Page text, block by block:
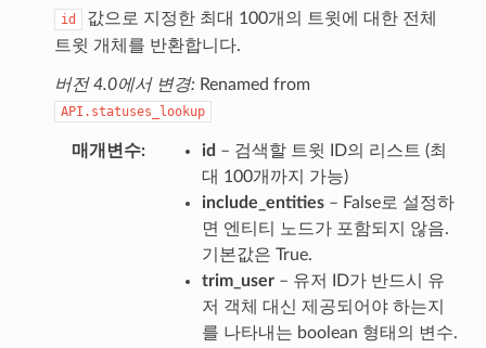
id
값으로 지정한 최대 100개의 트윗에 대한 전체
트윗 개체를 반환합니다.
버전 4.0에서 변경: Renamed from
API.statuses_lookup
매개변수 id – 검색할 트윗 ID의 리스트 (최
대 100개까지 가능)
include_entities– False로 설정하
면 엔티티 노드가 포함되지 않음.
기본값은 True.
trim_user– 유저 ID가 반드시 유
저 객체 대신 제공되어야 하는지
를 나타내는 boolean 형태의 변수.